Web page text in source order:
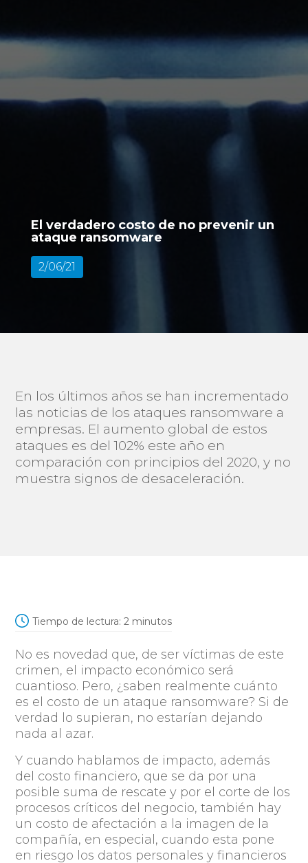
El verdadero costo de no prevenir un
ataque ransomware
2/06/21
En los últimos años se han incrementado
las noticias de los ataques ransomware a
empresas. El aumento global de estos
ataques es del 102% este año en
comparación con principios del 2020, y no
muestra signos de desaceleración.
Tiempo de lectura: 2 minutos
No es novedad que, de ser víctimas de este
crimen, el impacto económico será
cuantioso. Pero, ¿saben realmente cuánto
es el costo de un ataque ransomware? Si de
verdad lo supieran, no estarían dejando
nada al azar.
Y cuando hablamos de impacto, además
del costo financiero, que se da por una
posible suma de rescate y por el corte de los
procesos críticos del negocio, también hay
un costo de afectación a la imagen de la
compañía, en especial, cuando esta pone
en riesgo los datos personales y financieros